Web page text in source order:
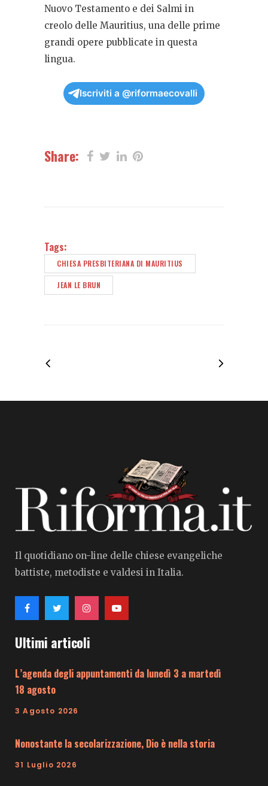
Nuovo Testamento e dei Salmi in
creolo delle Mauritius, una delle prime
grandi opere pubblicate in questa
lingua.
Iscriviti a @riformaecovalli
Share:
Tags:
CHIESA PRESBITERIANA DI MAURITIUS
JEAN LE BRUN
Il quotidiano on-line delle chiese evangeliche
battiste, metodiste e valdesi in Italia.
Ultimi articoli
L’agenda degli appuntamenti da lunedì 3 a martedì
18 agosto
3 Agosto 2026
Nonostante la secolarizzazione, Dio è nella storia
31 Luglio 2026